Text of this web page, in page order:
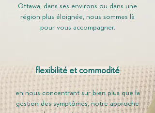
Ottawa, dans ses environs ou dans une
région plus éloignée, nous sommes là
pour vous accompagner.
flexibilité et commodité
en nous concentrant sur bien plus que la
gestion des symptômes, notre approche